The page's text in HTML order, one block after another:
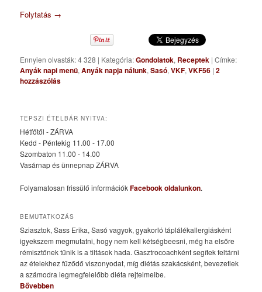
Folytatás →
Ennyien olvasták: 4 328 | Kategória:Gondolatok, Receptek |Címke:
Anyák napi menü,Anyák napja nálunk,Sasó,VKF,VKF56 |2
hozzászólás
TEPSZI ÉTELBÁR NYITVA:
Hétfőtől - ZÁRVA
Kedd - Péntekig 11.00 - 17.00
Szombaton 11.00 - 14.00
Vasárnap és ünnepnap ZÁRVA
Folyamatosan frissülő információkFacebook oldalunkon.
BEMUTATKOZÁS
Sziasztok, Sass Erika, Sasó vagyok, gyakorló táplálékallergiásként
igyekszem megmutatni, hogy nem kell kétségbeesni, még ha elsőre
rémisztőnek tűnik is a tiltások hada. Gasztrocoachként segítek feltárni
az ételekhez fűződő viszonyodat, míg diétás szakácsként, bevezetlek
a számodra legmegfelelőbb diéta rejtelmeibe.
Bővebben